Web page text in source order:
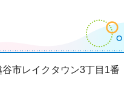
市レイクタウン3丁目1番